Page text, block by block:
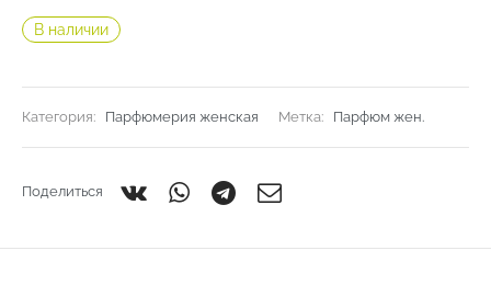
В наличии
Категория: Парфюмерия женская Метка: Парфюм жен.
Поделиться